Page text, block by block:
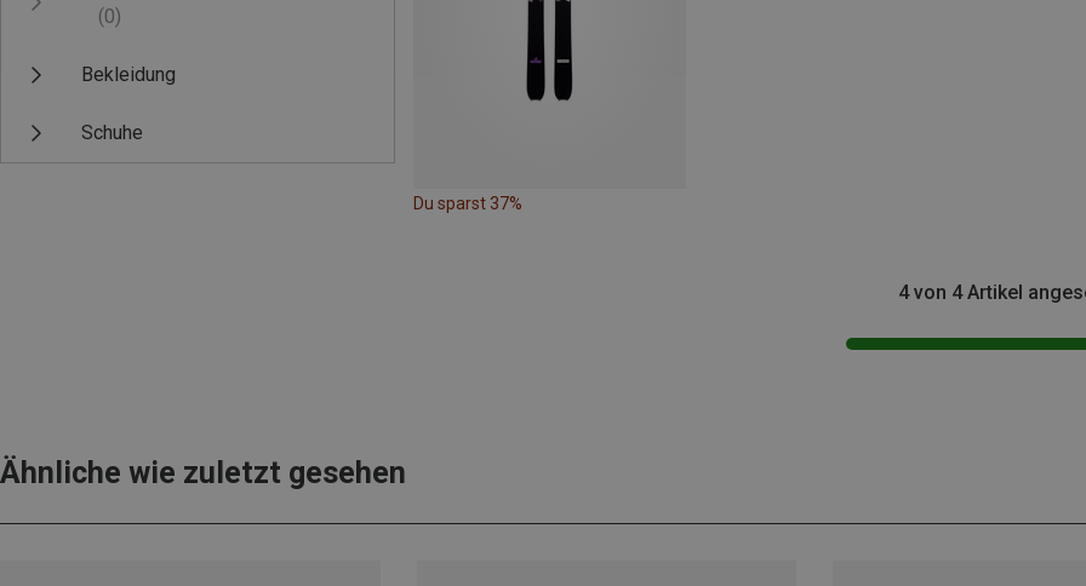
(0)
Bekleidung
Schuhe
Du sparst 37%
4 von 4 Artikel
Ähnliche wie zuletzt gesehen